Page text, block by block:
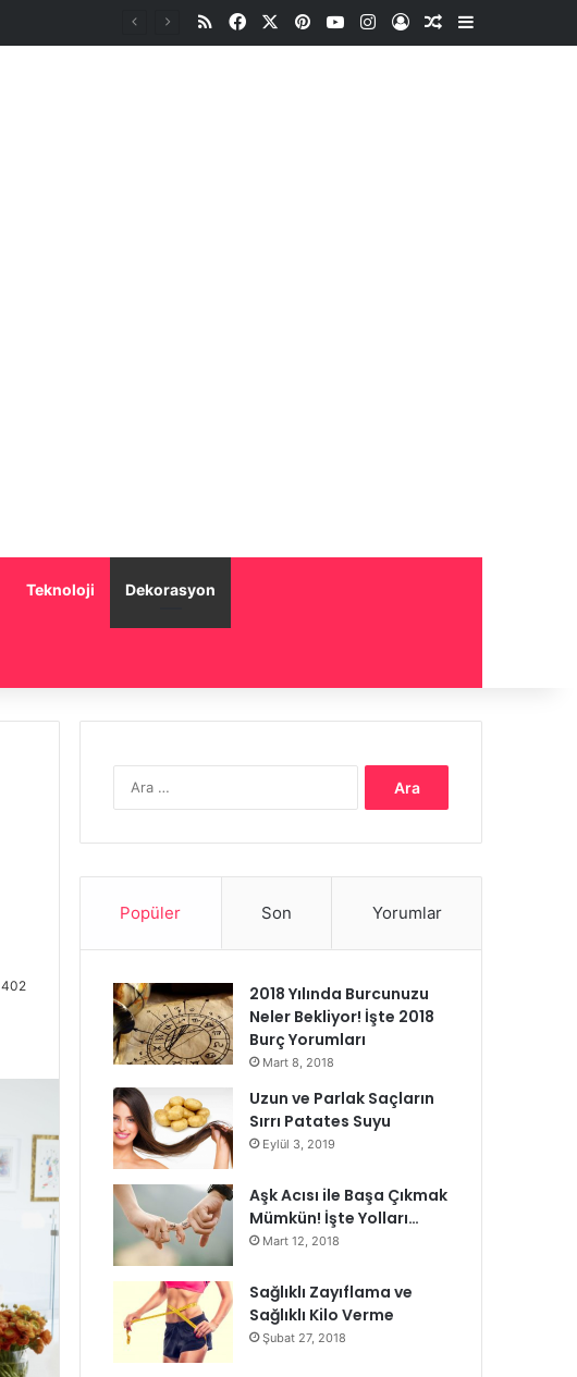
RSSFacebookPinterestYouTubeInstagramOturum aç
Rastgele Makale
Kenar
Teknoloji Dekorasyon
402
Popüler Son Yorumlar
2018 Yılında Burcunuzu
Neler Bekliyor! İşte 2018
Burç Yorumları
Mart 8, 2018
Uzun ve Parlak Saçların
Sırrı Patates Suyu
Eylül 3, 2019
Aşk Acısı ile Başa Çıkmak
Mümkün! İşte Yolları…
Mart 12, 2018
Sağlıklı Zayıflama ve
Sağlıklı Kilo Verme
Şubat 27, 2018